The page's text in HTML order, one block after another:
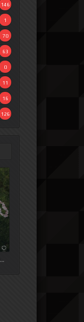
146
1
70
63
0
11
16
126
Маленькие убийства